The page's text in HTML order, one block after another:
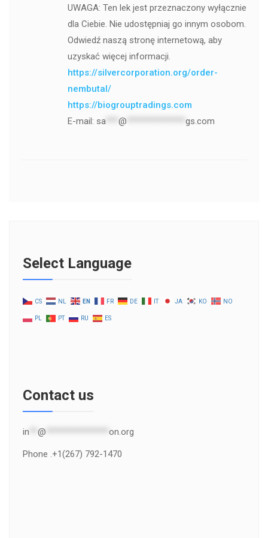
UWAGA: Ten lek jest przeznaczony wyłącznie
dla Ciebie. Nie udostępniaj go innym osobom.
Odwiedź naszą stronę internetową, aby
uzyskać więcej informacji.
https://silvercorporation.org/order-
nembutal/
https://biogrouptradings.com
E-mail: sa @ gs.com
Select Language
CS NL EN FR DE IT JA KO NO
PL PT RU ES
Contact us
in @ on.org
Phone .+1(267) 792-1470